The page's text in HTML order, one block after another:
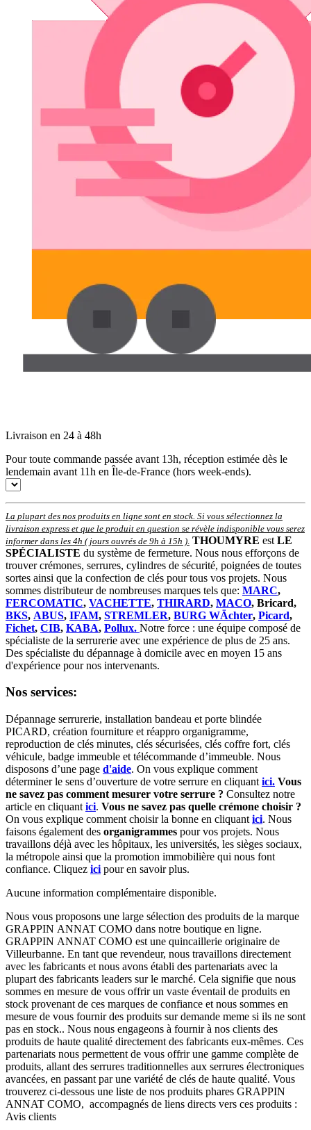
Livraison en 24 à 48h
Pour toute commande passée avant 13h, réception estimée dès le
lendemain avant 11h en Île-de-France (hors week-ends).
La plupart des nos produits en ligne sont en stock. Si vous sélectionnez la
livraison express et que le produit en question se révèle indisponible vous serez
informer dans les 4h ( jours ouvrés de 9h à 15h ) THOUMYRE est LE
SPÉCIALISTE du système de fermeture. Nous nous efforçons de
trouver crémones, serrures, cylindres de sécurité, poignées de toutes
sortes ainsi que la confection de clés pour tous vos projets. Nous
sommes distributeur de nombreuses marques tels que: MARC,
FERCOMATIC, VACHETTE, THIRARD, MACO, Bricard,
BKS, ABUS, IFAM, STREMLER, BURG WÄchter, Picard,
Fichet, CIB, KABA, Pollux. Notre force : une équipe composé de
spécialiste de la serrurerie avec une expérience de plus de 25 ans.
Des spécialiste du dépannage à domicile avec en moyen 15 ans
d'expérience pour nos intervenants.
Nos services:
Dépannage serrurerie, installation bandeau et porte blindée
PICARD, création fourniture et réappro organigramme,
reproduction de clés minutes, clés sécurisées, clés coffre fort, clés
véhicule, badge immeuble et télécommande d’immeuble. Nous
disposons d’une page d'aide. On vous explique comment
déterminer le sens d’ouverture de votre serrure en cliquant ici. Vous
ne savez pas comment mesurer votre serrure ? Consultez notre
article en cliquant ici. Vous ne savez pas quelle crémone choisir ?
On vous explique comment choisir la bonne en cliquant ici. Nous
faisons également des organigrammes pour vos projets. Nous
travaillons déjà avec les hôpitaux, les universités, les sièges sociaux,
la métropole ainsi que la promotion immobilière qui nous font
confiance. Cliquez ici pour en savoir plus.
Aucune information complémentaire disponible.
Nous vous proposons une large sélection des produits de la marque
GRAPPIN ANNAT COMO dans notre boutique en ligne.
GRAPPIN ANNAT COMO est une quincaillerie originaire de
Villeurbanne. En tant que revendeur, nous travaillons directement
avec les fabricants et nous avons établi des partenariats avec la
plupart des fabricants leaders sur le marché. Cela signifie que nous
sommes en mesure de vous offrir un vaste éventail de produits en
stock provenant de ces marques de confiance et nous sommes en
mesure de vous fournir des produits sur demande meme si ils ne sont
pas en stock.. Nous nous engageons à fournir à nos clients des
produits de haute qualité directement des fabricants eux-mêmes. Ces
partenariats nous permettent de vous offrir une gamme complète de
produits, allant des serrures traditionnelles aux serrures électroniques
avancées, en passant par une variété de clés de haute qualité. Vous
trouverez ci-dessous une liste de nos produits phares GRAPPIN
ANNAT COMO, accompagnés de liens directs vers ces produits :
Avis clients